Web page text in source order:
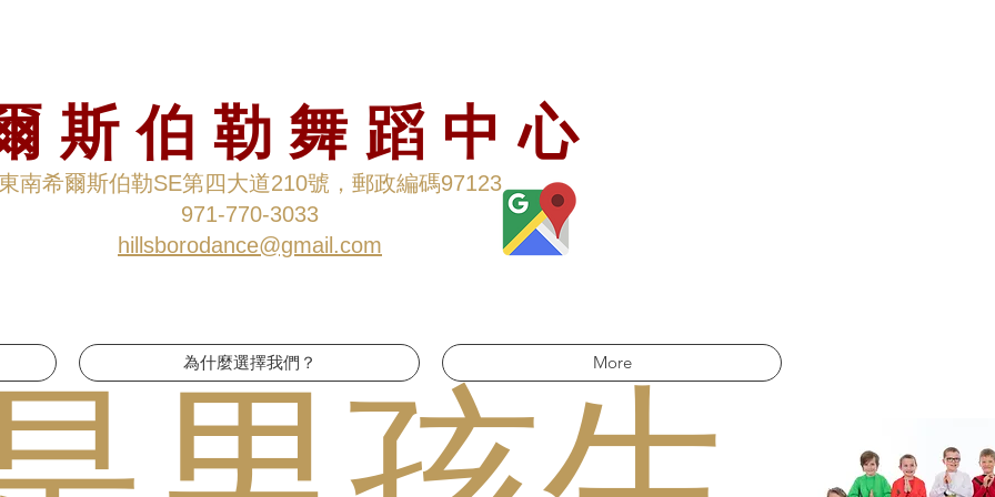
斯伯勒舞蹈中心
南希爾斯伯勒SE第四大道210號，郵政編碼97123
971-770-3033
hillsborodance@gmail.com
為什麼選擇我們？ More